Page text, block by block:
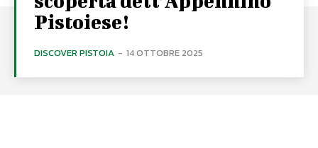
Pistoiese!
DISCOVER PISTOIA - 14 OTTOBRE 2025